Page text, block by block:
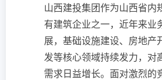
山西建投集团作为山西省内
有建筑企业之一，近年来业
展，基础设施建设、房地产
发等核心领域持续发力，对
需求日益增长。面对激烈的